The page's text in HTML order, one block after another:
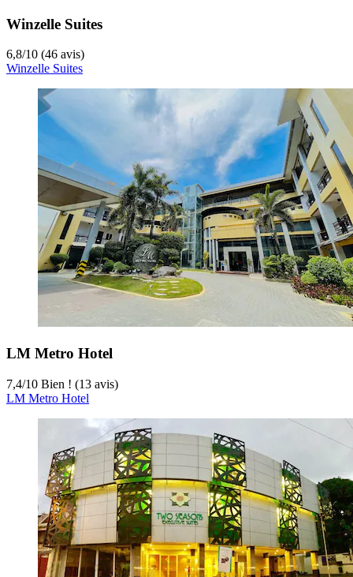
Winzelle Suites
6,8/10 (46 avis)
Winzelle Suites
LM Metro Hotel
7,4/10 Bien ! (13 avis)
LM Metro Hotel